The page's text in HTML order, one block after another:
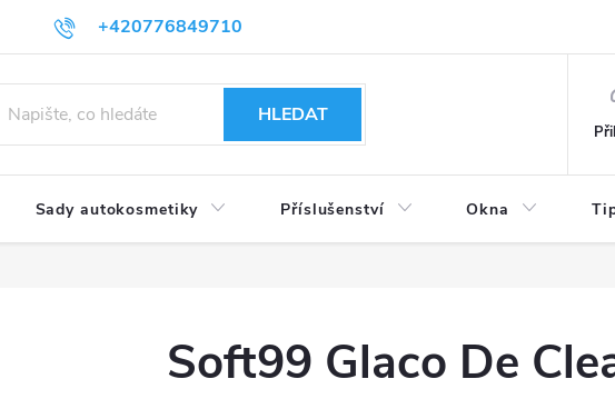
+420776849710
Podmínky ochrany osobních údajů
HLEDAT
Sady autokosmetiky Příslušenství Okna
Soft99 Glaco De